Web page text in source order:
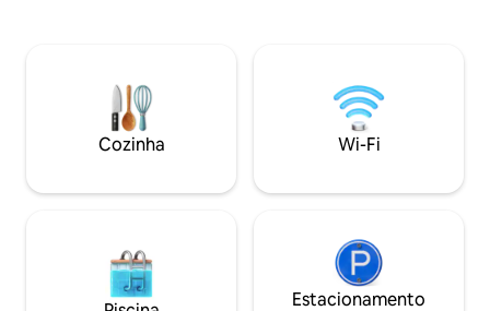
restaurantes • Apartamento totalmente
oferecer. Reserve diretamente
connosco e
Cozinha Wi-Fi
Estacionamento